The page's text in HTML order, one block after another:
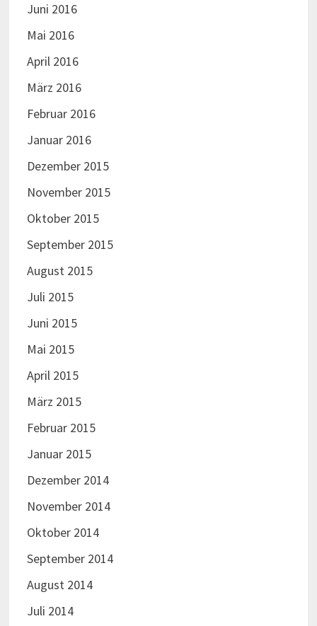
Juni 2016
Mai 2016
April 2016
März 2016
Februar 2016
Januar 2016
Dezember 2015
November 2015
Oktober 2015
September 2015
August 2015
Juli 2015
Juni 2015
Mai 2015
April 2015
März 2015
Februar 2015
Januar 2015
Dezember 2014
November 2014
Oktober 2014
September 2014
August 2014
Juli 2014